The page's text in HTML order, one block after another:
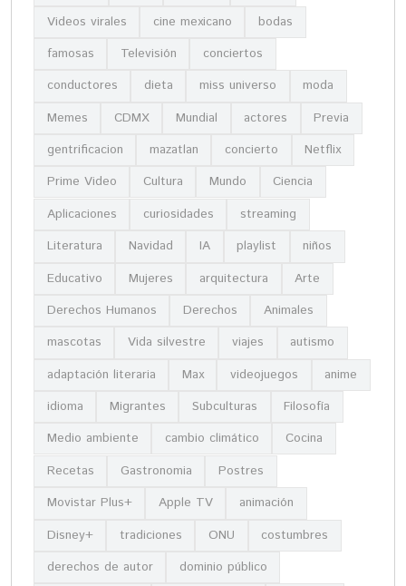
Videos virales
cine mexicano
bodas
famosas
Televisión
conciertos
conductores
dieta miss universo
moda
Memes
CDMX Mundial actores
Previa
gentrificacion
mazatlan concierto
Netflix
Prime Video
Cultura Mundo
Ciencia
Aplicaciones
curiosidades
streaming
Literatura
Navidad IA playlist
niños
Educativo
Mujeres arquitectura
Arte
Derechos Humanos
Derechos
Animales
mascotas
Vida silvestre viajes
autismo
adaptación literaria
Max videojuegos
anime
idioma
Migrantes Subculturas
Filosofía
Medio ambiente
cambio climático
Cocina
Recetas
Gastronomia
Postres
Movistar Plus+
Apple TV
animación
Disney+
tradiciones ONU
costumbres
derechos de autor
dominio público